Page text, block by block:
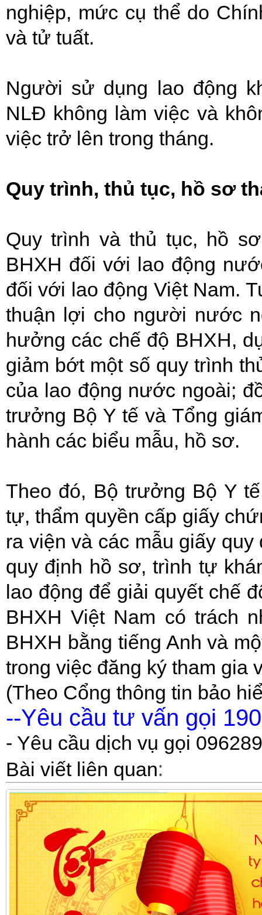
nghiệp, mức cụ thể do
và tử tuất.
Người sử dụng lao động
NLĐ không làm việc và
việc trở lên trong tháng.
Quy trình, thủ tục, hồ sơ
Quy trình và thủ tục, hồ
BHXH đối với lao động
đối với lao động Việt Nam.
thuận lợi cho người nước
hưởng các chế độ BHXH,
giảm bớt một số quy trình
của lao động nước ngoài;
trưởng Bộ Y tế và Tổng
hành các biểu mẫu, hồ sơ.
Theo đó, Bộ trưởng Bộ Y
tự, thẩm quyền cấp giấy
ra viện và các mẫu giấy
quy định hồ sơ, trình tự
lao động để giải quyết chế
BHXH Việt Nam có trách
BHXH bằng tiếng Anh và
trong việc đăng ký tham gia
(Theo Cổng thông tin bảo
--Yêu cầu tư vấn gọi
- Yêu cầu dịch vụ gọi
Bài viết liên quan: